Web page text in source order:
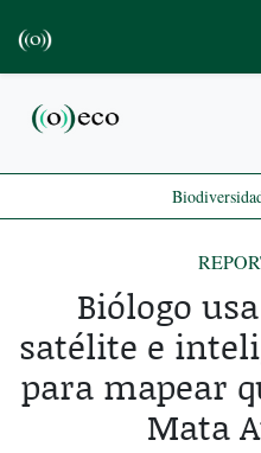
Biólogo
satélite e
para mapear
Mata